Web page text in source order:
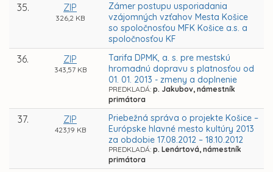
35. ZIP
326,2 KB
Zámer postupu usporiadania
vzájomných vzťahov Mesta Košice
so spoločnosťou MFK Košice a.s. a
spoločnosťou KF
36. ZIP
343,57 KB
Tarifa DPMK, a. s. pre mestskú
hromadnú dopravu s platnosťou od
01. 01. 2013 - zmeny a doplnenie
PREDKLADÁ: p. Jakubov, námestník
primátora
37. ZIP
423,19 KB
Priebežná správa o projekte Košice –
Európske hlavné mesto kultúry 2013
za obdobie 17.08.2012 – 18.10.2012
PREDKLADÁ: p. Lenártová, námestník
primátora